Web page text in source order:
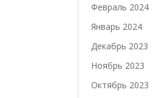
Февраль 2024
Январь 2024
Декабрь 2023
Ноябрь 2023
Октябрь 2023